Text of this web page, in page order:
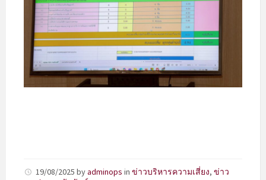
19/08/2025 byadminops in ข่าวบริหารความเสี่ยง, ข่าว